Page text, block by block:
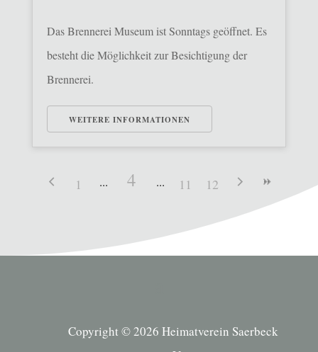
Das Brennerei Museum ist Sonntags geöffnet. Es
besteht die Möglichkeit zur Besichtigung der
Brennerei.
WEITERE INFORMATIONEN
1 4 11 12
Copyright © 2026 Heimatverein Saerbeck